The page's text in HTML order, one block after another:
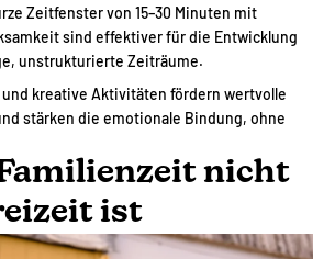
Zeitfenster von 15–30 Minuten mit
sind effektiver für die Entwicklung
unstrukturierte Zeiträume.
kreative Aktivitäten fördern wertvolle
stärken die emotionale Bindung, ohne
nicht
ist